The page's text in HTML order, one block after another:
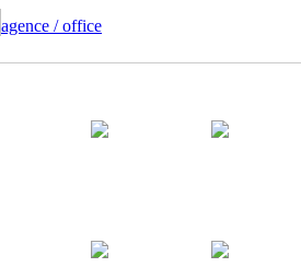
agence / office